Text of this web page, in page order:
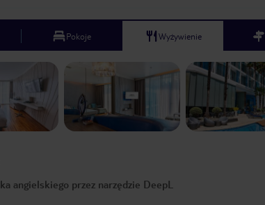
Pokoje Wyżywienie
angielskiego przez narzędzie DeepL